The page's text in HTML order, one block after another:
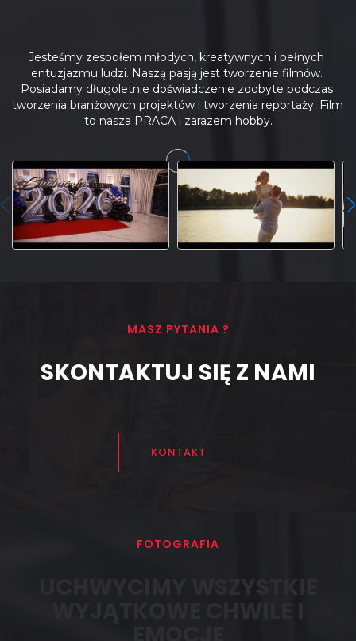
Jesteśmy zespołem młodych, kreatywnych i pełnych
entuzjazmu ludzi. Naszą pasją jest tworzenie filmów.
Posiadamy długoletnie doświadczenie zdobyte podczas
tworzenia branżowych projektów i tworzenia reportaży. Film
to nasza PRACA i zarazem hobby.
MASZ PYTANIA ?
SKONTAKTUJ SIĘ Z NAMI
KONTAKT
FOTOGRAFIA